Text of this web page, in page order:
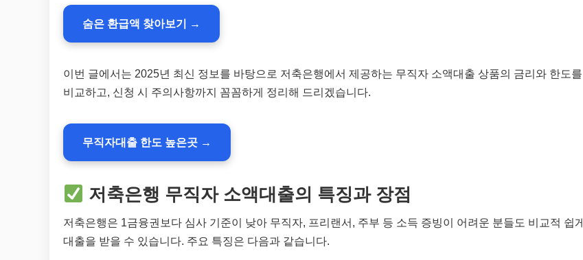
숨은 환급액 찾아보기 →
이번 글에서는 2025년 최신 정보를 바탕으로 저축은행에서 제공하는 무직자 소액대출 상품의 금리와 한도를
비교하고, 신청 시 주의사항까지 꼼꼼하게 정리해 드리겠습니다.
무직자대출 한도 높은곳 →
저축은행 무직자 소액대출의 특징과 장점
저축은행은 1금융권보다 심사 기준이 낮아 무직자, 프리랜서, 주부 등 소득 증빙이 어려운 분들도 비교적 쉽게
대출을 받을 수 있습니다. 주요 특징은 다음과 같습니다.